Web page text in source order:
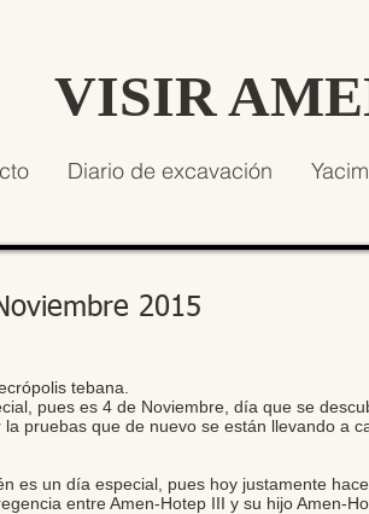
VISIR
Diario de excavación
2015
tebana.
pues es 4 de Noviembre, día que se
la pruebas que de nuevo se están llevando a
es un día especial, pues hoy justamente
entre Amen-Hotep III y su hijo Amen-